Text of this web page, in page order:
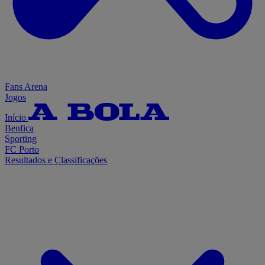
Fans Arena
Jogos
Início
Benfica
Sporting
FC Porto
Resultados e Classificações